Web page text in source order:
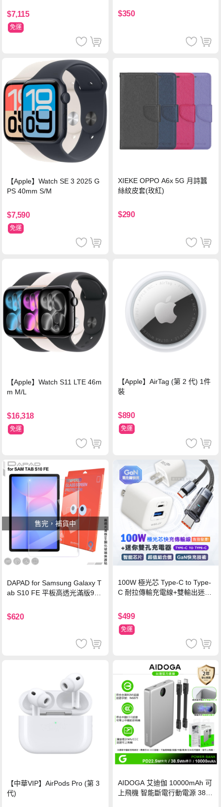
$7,115
免運
$350
【Apple】Watch SE 3 2025 G
PS 40mm S/M
$7,590
免運
XIEKE OPPO A6x 5G 月詩蠶
絲紋皮套(玫紅)
$290
【Apple】Watch S11 LTE 46m
m M/L
$16,318
免運
【Apple】AirTag (第 2 代) 1件
裝
$890
免運
售完，補貨中
DAPAD for Samsung Galaxy T
ab S10 FE 平板高透光滿版9H
$620
100W 極光芯 Type-C to Type-
C 耐拉傳輸充電線+雙輸出迷你
$499
免運
【中華VIP】AirPods Pro (第 3
代)
AIDOGA 艾迪伽 10000mAh 可
上飛機 智能斷電行動電源 38.5